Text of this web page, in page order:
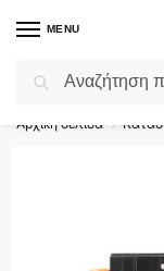
MENU
Flash Sale ⚡
Αρχική σελίδα /